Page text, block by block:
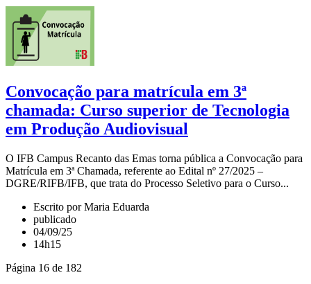
Convocação para matrícula em 3ª
chamada: Curso superior de Tecnologia
em Produção Audiovisual
O IFB Campus Recanto das Emas torna pública a Convocação para
Matrícula em 3ª Chamada, referente ao Edital nº 27/2025 –
DGRE/RIFB/IFB, que trata do Processo Seletivo para o Curso...
Escrito por Maria Eduarda
publicado
04/09/25
14h15
Página 16 de 182